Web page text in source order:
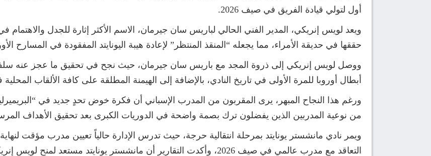
أول لتولي قيادة الفريق في صيف 2026.
ويعد لويس إنريكي، المدير الفني الحالي لباريس سان جيرمان، الاسم الأكثر إثارة للجدل والاهتمام
حققها في حديقة الأمراء، مما يجعله “المنقذ المنتظر” لإعادة هيبة اليونايتد المفقودة في المسارح
ووصل لويس إنريكي إلى ذروة المجد مع باريس سان جيرمان، حيث نجح في تحقيق ما عجز عنه
أبطال أوروبا للمرة الأولى في تاريخ النادي، بالإضافة إلى الهيمنة المطلقة على كافة الألقاب
ورغم هذا النجاح المبهر، يرى المقربون من المدرب الإسباني أن فكرة خوض تحدٍ جديد في
من نوعية المدربين الذين يفضلون ترك بصمة واضحة في الدوريات الكبرى بعد تحقيق الأهداف
ويمر نادي مانشستر يونايتد بمرحلة انتقالية حرجة، حيث تدرس الإدارة حالياً تعيين مدرب مؤقت
التعاقد مع مدرب عالمي في صيف 2026، وأكدت التقارير أن مانشستر يونايتد